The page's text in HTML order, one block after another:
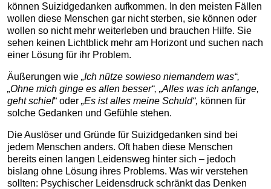
können Suizidgedanken aufkommen. In den meisten Fällen
wollen diese Menschen gar nicht sterben, sie können oder
wollen so nicht mehr weiterleben und brauchen Hilfe. Sie
sehen keinen Lichtblick mehr am Horizont und suchen nach
einer Lösung für ihr Problem.
Äußerungen wie „Ich nütze sowieso niemandem was“,
„Ohne mich ginge es allen besser“, „Alles was ich anfange,
geht schief“ oder „Es ist alles meine Schuld“, können für
solche Gedanken und Gefühle stehen.
Die Auslöser und Gründe für Suizidgedanken sind bei
jedem Menschen anders. Oft haben diese Menschen
bereits einen langen Leidensweg hinter sich – jedoch
bislang ohne Lösung ihres Problems. Was wir verstehen
sollten: Psychischer Leidensdruck schränkt das Denken